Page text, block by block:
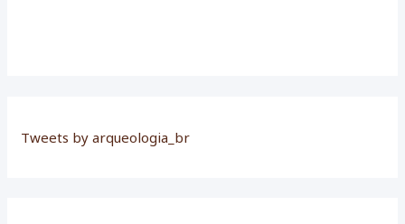
Tweets by arqueologia_br